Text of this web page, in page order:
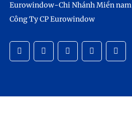
Eurowindow-Chi Nhánh Miền nam
Công Ty CP Eurowindow